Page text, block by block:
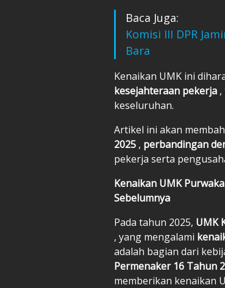
Baca Juga:
Komisi III DPR
Bara
Kenaikan UMK ini
kesejahteraan pekerja
keseluruhan.
Artikel ini akan
2025 , perbandingan
pekerja serta
Kenaikan UMK
Sebelumnya
Pada tahun 2025, UMK
, yang mengalami
adalah bagian dari
Permenaker 16 Tahun
memberikan kenaikan